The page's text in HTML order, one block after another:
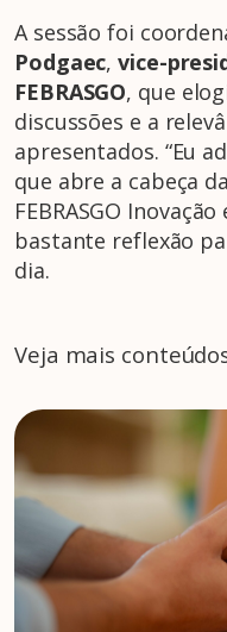
A sessão foi
Podgaec,vice-
FEBRASGO, que
discussões e a
apresentados. “Eu
que abre a cabeça
FEBRASGO
bastante reflexão
dia.
Veja mais